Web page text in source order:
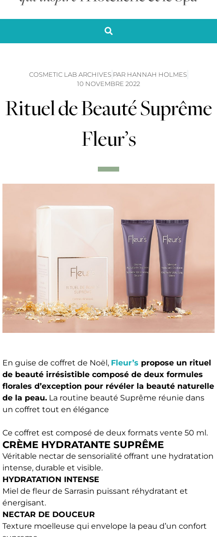
COSMETIC LAB ARCHIVES PARHANNAH HOLMES
10 NOVEMBRE 2022
Rituel de Beauté Suprême
Fleur’s
En guise de coffret de Noël, Fleur’s propose un rituel
de beauté irrésistible composé de deux formules
florales d’exception pour révéler la beauté naturelle
de la peau. La routine beauté Suprême réunie dans
un coffret tout en élégance
Ce coffret est composé de deux formats vente 50 ml.
CRÈME HYDRATANTE SUPRÊME
Véritable nectar de sensorialité offrant une hydratation
intense, durable et visible.
HYDRATATION INTENSE
Miel de fleur de Sarrasin puissant réhydratant et
énergisant.
NECTAR DE DOUCEUR
Texture moelleuse qui envelope la peau d’un confort